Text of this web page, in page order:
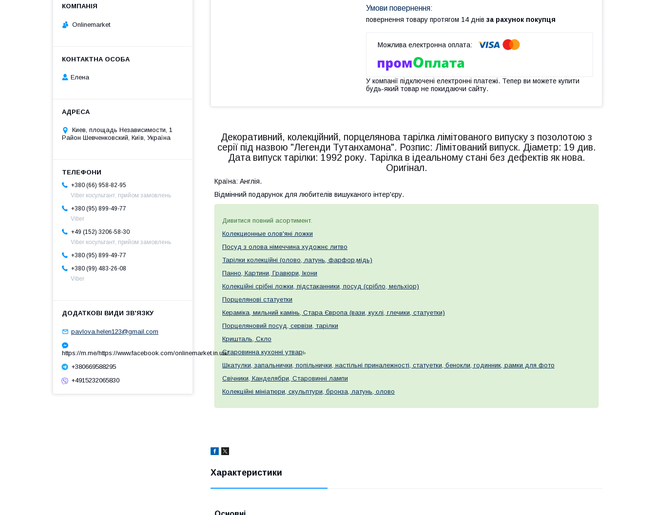
повернення товару протягом 14 днів за рахунок покупця
У компанії підключені електронні платежі. Тепер ви можете купити
будь-який товар не покидаючи сайту.
Декоративний, колекційний, порцелянова тарілка лімітованого випуску з позолотою з
серії під назвою "Легенди Тутанхамона". Розпис: Лімітований випуск. Діаметр: 19 див.
Дата випуск тарілки: 1992 року. Тарілка в ідеальному стані без дефектів як нова.
Оригінал.
Країна: Англія.
Відмінний подарунок для любителів вишуканого інтер'єру.
Дивитися повний асортимент.
Колекционные олов'яні ложки
Посуд з олова німеччина художнє литво
Тарілки колекційні (олово, латунь, фарфор,мідь)
Панно, Картини, Гравюри, Ікони
Колекційні срібні ложки, підстаканники, посуд (срібло, мельхіор)
Порцелянові статуетки
Кераміка, мильний камінь, Стара Європа (вази, кухлі, глечики, статуетки)
Порцеляновий посуд, сервізи, тарілки
Кришталь, Скло
Старовинна кухонні утварь
Шкатулки, запальнички, попільнички, настільні приналежності, статуетки, бенокли, годинник, рамки для фото
Свічники, Канделябри, Старовинні лампи
Колекційні мініатюри, скульптури, бронза, латунь, олово
Характеристики
Onlinemarket
Елена
Киев, площадь Независимости, 1
Район Шевченковский, Київ, Україна
+380 (66) 958-82-95
Viber косультант, прийом замовлень
+380 (95) 899-49-77
Viber
+49 (152) 3206-58-30
Viber косультант, прийом замовлень
+380 (95) 899-49-77
+380 (99) 483-26-08
Viber
pavlova.helen123@gmail.com
https://m.me/https://www.facebook.com/onlinemarket.in.ua/
+380669588295
+4915232065830